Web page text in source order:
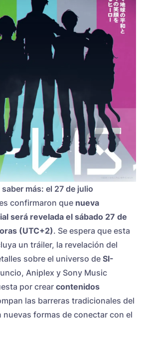
más: el 27 de julio
confirmaron que nueva
será revelada el sábado 27 de
(UTC+2). Se espera que esta
un tráiler, la revelación del
sobre el universo de SI-
Aniplex y Sony Music
por crear contenidos
las barreras tradicionales del
nuevas formas de conectar con el